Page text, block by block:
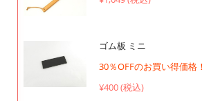
ゴム板 ミニ
30％OFFのお買い得価格！
¥400 (税込)